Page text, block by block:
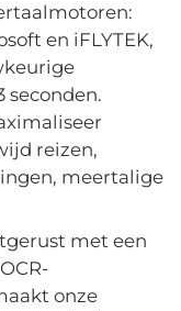
en iFLYTEK,
seconden.
reizen,
meertalige
met een
onze